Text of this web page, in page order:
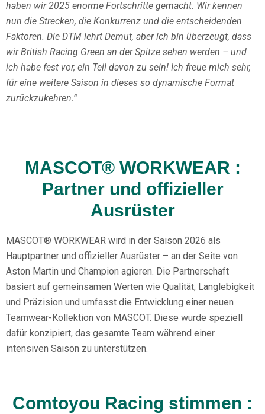
haben wir 2025 enorme Fortschritte gemacht. Wir kennen
nun die Strecken, die Konkurrenz und die entscheidenden
Faktoren. Die DTM lehrt Demut, aber ich bin überzeugt, dass
wir British Racing Green an der Spitze sehen werden – und
ich habe fest vor, ein Teil davon zu sein! Ich freue mich sehr,
für eine weitere Saison in dieses so dynamische Format
zurückzukehren.“
MASCOT® WORKWEAR :
Partner und offizieller
Ausrüster
MASCOT® WORKWEAR wird in der Saison 2026 als
Hauptpartner und offizieller Ausrüster – an der Seite von
Aston Martin und Champion agieren. Die Partnerschaft
basiert auf gemeinsamen Werten wie Qualität, Langlebigkeit
und Präzision und umfasst die Entwicklung einer neuen
Teamwear-Kollektion von MASCOT. Diese wurde speziell
dafür konzipiert, das gesamte Team während einer
intensiven Saison zu unterstützen.
Comtoyou Racing stimmen :